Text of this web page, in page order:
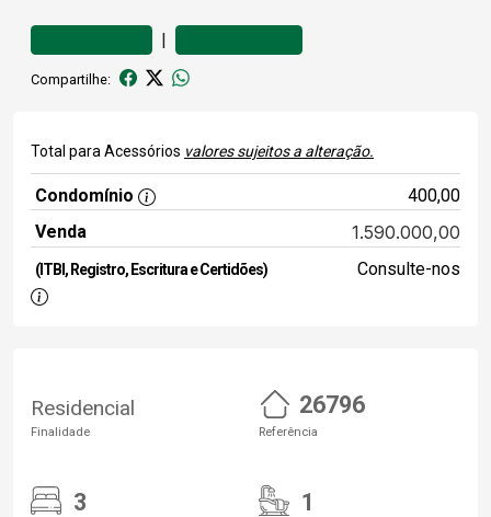
|
Compartilhe:
Total para Acessórios valores sujeitos a alteração.
Condomínio
400,00
Venda
1.590.000,00
(ITBI, Registro, Escritura e Certidões) Consulte-nos
Residencial
Finalidade
26796
Referência
3 1